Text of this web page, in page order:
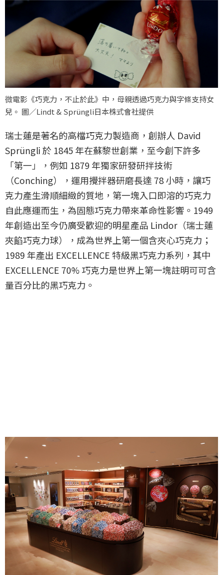
微電影《巧克力，不止於此》中，母親透過巧克力與字條支持女
兒。 圖／Lindt & Sprüngli日本株式會社提供
瑞士蓮是著名的高檔巧克力製造商，創辦人 David
Sprüngli 於 1845 年在蘇黎世創業，至今創下許多
「第一」，例如 1879 年獨家研發研拌技術
（Conching），運用攪拌器研磨長達 78 小時，讓巧
克力產生滑順細緻的質地，第一塊入口即溶的巧克力
自此應運而生，為固態巧克力帶來革命性影響。1949
年創造出至今仍廣受歡迎的明星產品 Lindor（瑞士蓮
夾餡巧克力球），成為世界上第一個含夾心巧克力；
1989 年產出 EXCELLENCE 特級黑巧克力系列，其中
EXCELLENCE 70% 巧克力是世界上第一塊註明可可含
量百分比的黑巧克力。